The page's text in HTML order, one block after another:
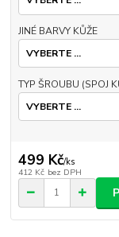
JINÉ BARVY KŮŽE
TYP ŠROUBU (SPOJ
499 Kč/ks
412 Kč bez DPH